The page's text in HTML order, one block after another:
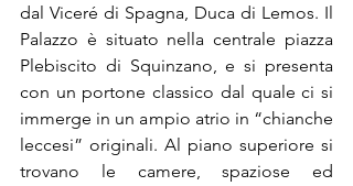
dal Viceré di Spagna, Duca di Lemos. Il
Palazzo è situato nella centrale piazza
Plebiscito di Squinzano, e si presenta
con un portone classico dal quale ci si
immerge in un ampio atrio in “chianche
leccesi” originali. Al piano superiore si
trovano le camere, spaziose ed